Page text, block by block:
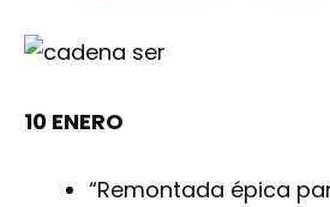
10 ENERO
“Remontada épica